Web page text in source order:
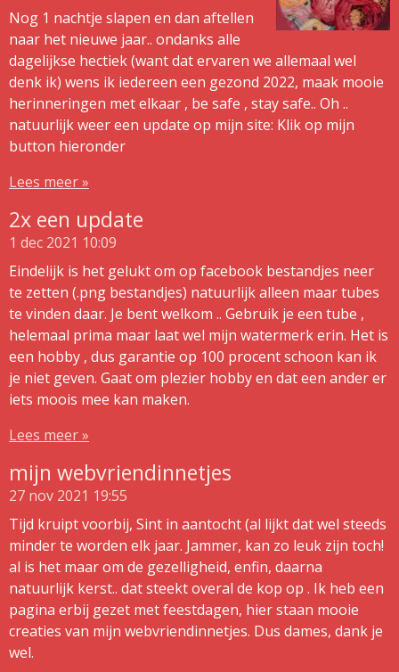
Nog 1 nachtje slapen en dan aftellen
naar het nieuwe jaar.. ondanks alle
dagelijkse hectiek (want dat ervaren we allemaal wel
denk ik) wens ik iedereen een gezond 2022, maak mooie
herinneringen met elkaar , be safe , stay safe.. Oh ..
natuurlijk weer een update op mijn site: Klik op mijn
button hieronder
Lees meer »
2x een update
1 dec 2021 10:09
Eindelijk is het gelukt om op facebook bestandjes neer
te zetten (.png bestandjes) natuurlijk alleen maar tubes
te vinden daar. Je bent welkom .. Gebruik je een tube ,
helemaal prima maar laat wel mijn watermerk erin. Het is
een hobby , dus garantie op 100 procent schoon kan ik
je niet geven. Gaat om plezier hobby en dat een ander er
iets moois mee kan maken.
Lees meer »
mijn webvriendinnetjes
27 nov 2021 19:55
Tijd kruipt voorbij, Sint in aantocht (al lijkt dat wel steeds
minder te worden elk jaar. Jammer, kan zo leuk zijn toch!
al is het maar om de gezelligheid, enfin, daarna
natuurlijk kerst.. dat steekt overal de kop op . Ik heb een
pagina erbij gezet met feestdagen, hier staan mooie
creaties van mijn webvriendinnetjes. Dus dames, dank je
wel.